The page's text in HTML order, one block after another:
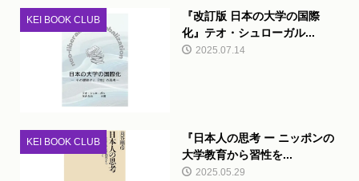
KEI BOOK CLUB
『改訂版 日本の大学の国際
化』テオ・シュローガル...
2025.07.14
KEI BOOK CLUB
『日本人の思考 ー ニッポンの
大学教育から習性を...
2025.05.29